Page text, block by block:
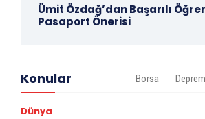
Ümit Özdağ’dan Başarılı
Pasaport Önerisi
Konular Borsa Deprem
Dünya